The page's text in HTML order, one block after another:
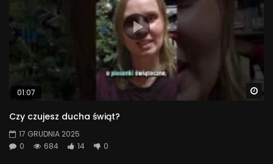
01:07
Czy czujesz ducha świąt?
17 GRUDNIA 2025
0
684 14 0